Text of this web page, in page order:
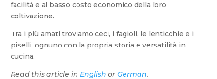
facilità e al basso costo economico della loro
coltivazione.
Tra i più amati troviamo ceci, i fagioli, le lenticchie e i
piselli, ognuno con la propria storia e versatilità in
cucina.
Read this article inEnglish orGerman.